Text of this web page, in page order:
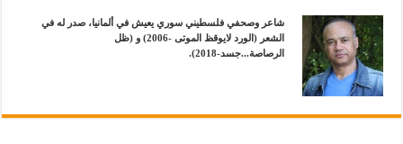
شاعر وصحفي فلسطيني سوري يعيش في ألمانيا، صدر له في
الشعر (الورد لايوقظ الموتى -2006) و (ظل
الرصاصة...جسد-2018).